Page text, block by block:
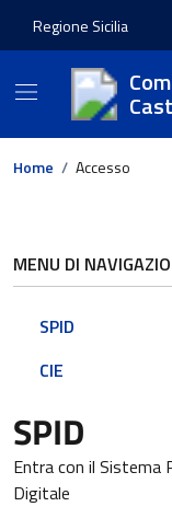
Regione Sicilia
Home / Accesso
MENU DI
SPID
CIE
SPID
Entra con il Sistema
Digitale